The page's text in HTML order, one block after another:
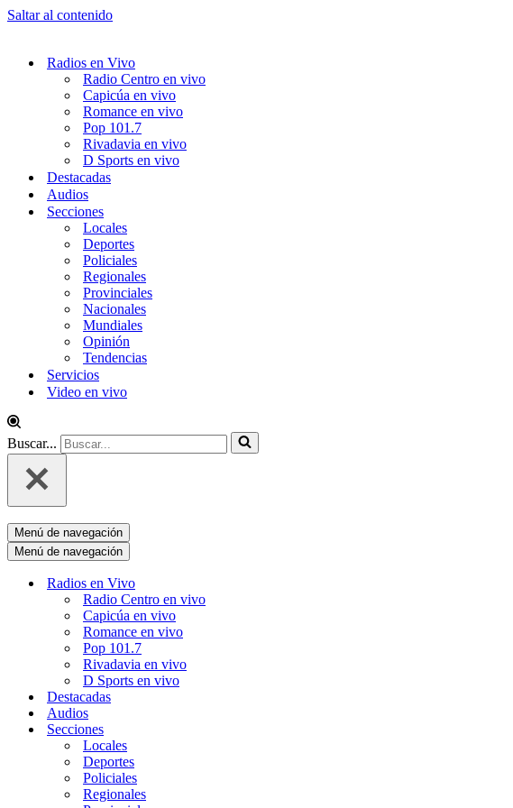
Saltar al contenido
Radios en Vivo
Radio Centro en vivo
Capicúa en vivo
Romance en vivo
Pop 101.7
Rivadavia en vivo
D Sports en vivo
Destacadas
Audios
Secciones
Locales
Deportes
Policiales
Regionales
Provinciales
Nacionales
Mundiales
Opinión
Tendencias
Servicios
Video en vivo
Buscar...
Menú de navegación
Menú de navegación
Radios en Vivo
Radio Centro en vivo
Capicúa en vivo
Romance en vivo
Pop 101.7
Rivadavia en vivo
D Sports en vivo
Destacadas
Audios
Secciones
Locales
Deportes
Policiales
Regionales